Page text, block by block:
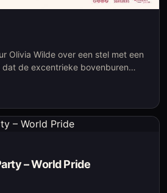
Olivia Wilde over een stel met een
de excentrieke bovenburen
Het diner loopt anders dan
voor Sundance. Te zien in
– World Pride